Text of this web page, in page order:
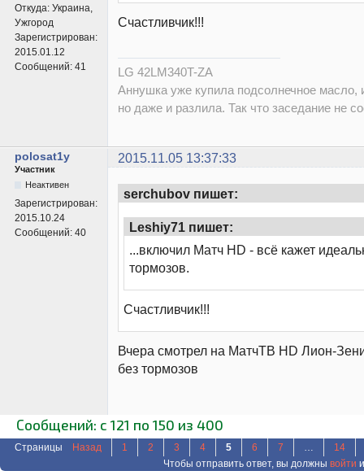
Откуда: Украина,
Ужгород
Зарегистрирован:
2015.01.12
Сообщений: 41
Счастливчик!!!
LG 42LM340T-ZA
Аннушка уже купила подсолнечное масло,
но даже и разлила. Так что заседание не
polosat1y 2015.11.05 13:37:33
Участник
Неактивен
Зарегистрирован:
2015.10.24
Сообщений: 40
serchubov пишет:
Leshiy71 пишет:
...включил Матч HD - всё кажет
тормозов.
Счастливчик!!!
Вчера смотрел на МатчТВ HD Лион-
без тормозов
Сообщений: с 121 по 150 из 400
Страницы Назад 1 2 3 4 5 6 7 …
14
Чтобы отправить ответ, вы должны войти